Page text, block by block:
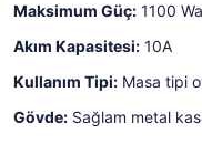
Maksimum Güç: 1100
Akım Kapasitesi: 10A
Kullanım Tipi: Masa tipi
Gövde: Sağlam metal